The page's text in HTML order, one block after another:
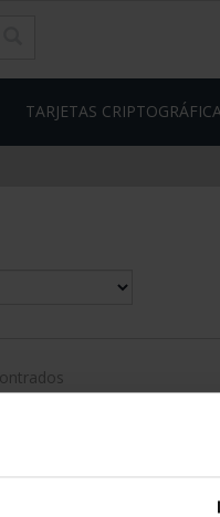
TARJETAS